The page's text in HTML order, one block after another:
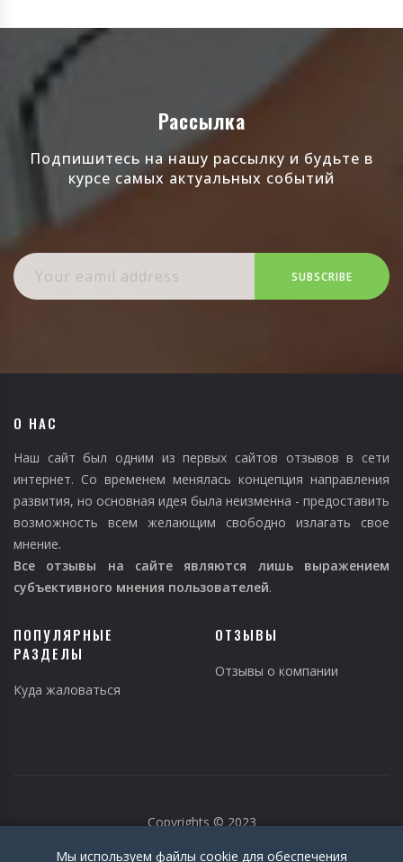
Рассылка
Подпишитесь на нашу рассылку и будьте в
курсе самых актуальных событий
SUBSCRIBE
О НАС
Наш сайт был одним из первых сайтов отзывов в сети
интернет. Со временем менялась концепция направления
развития, но основная идея была неизменна - предоставить
возможность всем желающим свободно излагать свое
мнение.
Все отзывы на сайте являются лишь выражением
субъективного мнения пользователей.
ПОПУЛЯРНЫЕ
РАЗДЕЛЫ
Куда жаловаться
ОТЗЫВЫ
Отзывы о компании
Copyrights © 2023
Мы используем файлы cookie для обеспечения